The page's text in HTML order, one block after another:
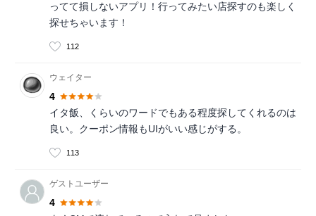
ってて損しないアプリ！行ってみたい店探すのも楽しく
探せちゃいます！
112
ウェイター
4
イタ飯、くらいのワードでもある程度探してくれるのは
良い。クーポン情報もUIがいい感じがする。
113
ゲストユーザー
4